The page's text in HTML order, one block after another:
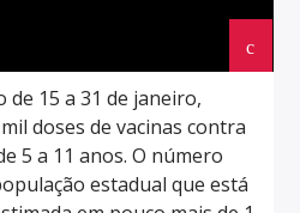
15 a 31 de janeiro,
doses de vacinas contra
5 a 11 anos. O número
estadual que está